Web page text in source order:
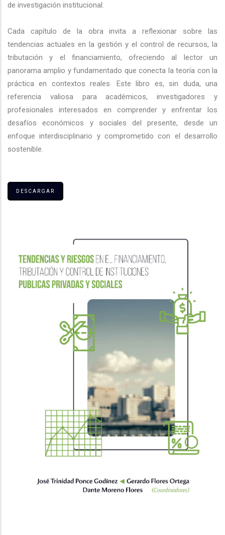
de investigación institucional.
Cada capítulo de la obra invita a reflexionar sobre las
tendencias actuales en la gestión y el control de recursos, la
tributación y el financiamiento, ofreciendo al lector un
panorama amplio y fundamentado que conecta la teoría con la
práctica en contextos reales. Este libro es, sin duda, una
referencia valiosa para académicos, investigadores y
profesionales interesados en comprender y enfrentar los
desafíos económicos y sociales del presente, desde un
enfoque interdisciplinario y comprometido con el desarrollo
sostenible.
DESCARGAR